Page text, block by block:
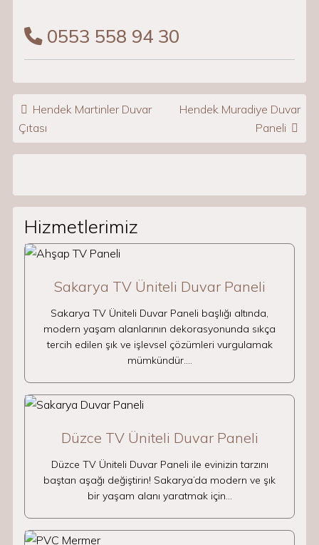
0553 558 94 30
Post navigation
Hendek Martinler Duvar
Çıtası
Hendek Muradiye Duvar
Paneli
Hizmetlerimiz
Sakarya TV Üniteli Duvar Paneli
Sakarya TV Üniteli Duvar Paneli başlığı altında,
modern yaşam alanlarının dekorasyonunda sıkça
tercih edilen şık ve işlevsel çözümleri vurgulamak
mümkündür.…
Düzce TV Üniteli Duvar Paneli
Düzce TV Üniteli Duvar Paneli ile evinizin tarzını
baştan aşağı değiştirin! Sakarya’da modern ve şık
bir yaşam alanı yaratmak için…